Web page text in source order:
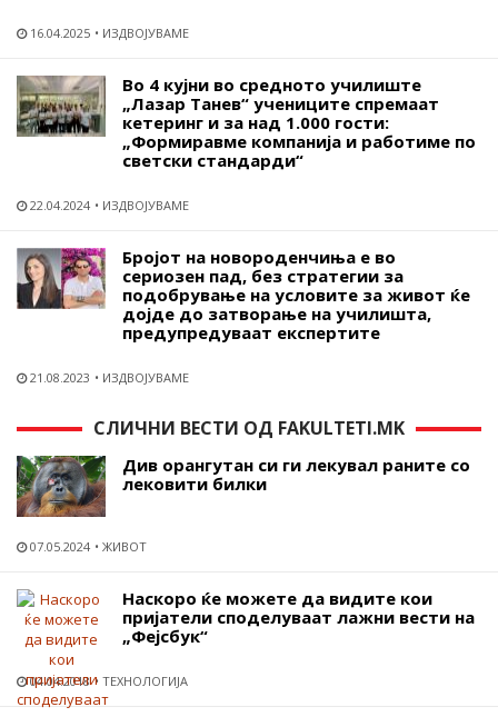
16.04.2025 ИЗДВОЈУВАМЕ
Во 4 кујни во средното училиште
„Лазар Танев“ учениците спремаат
кетеринг и за над 1.000 гости:
„Формиравме компанија и работиме по
светски стандарди“
22.04.2024 ИЗДВОЈУВАМЕ
Бројот на новороденчиња е во
сериозен пад, без стратегии за
подобрување на условите за живот ќе
дојде до затворање на училишта,
предупредуваат експертите
21.08.2023 ИЗДВОЈУВАМЕ
СЛИЧНИ ВЕСТИ ОД FAKULTETI.MK
Див орангутан си ги лекувал раните со
лековити билки
07.05.2024 ЖИВОТ
Наскоро ќе можете да видите кои
пријатели споделуваат лажни вести на
„Фејсбук“
04.04.2018 ТЕХНОЛОГИЈА